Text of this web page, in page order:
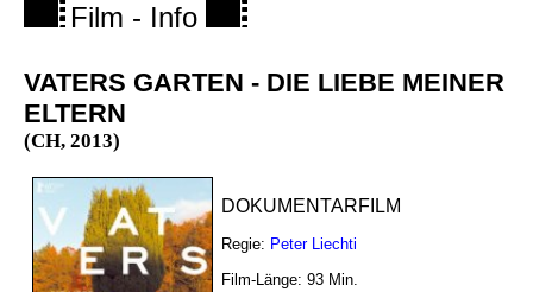
Film - Info
VATERS GARTEN - DIE LIEBE MEINER
ELTERN
(CH, 2013)
DOKUMENTARFILM
Regie: Peter Liechti
Film-Länge: 93 Min.